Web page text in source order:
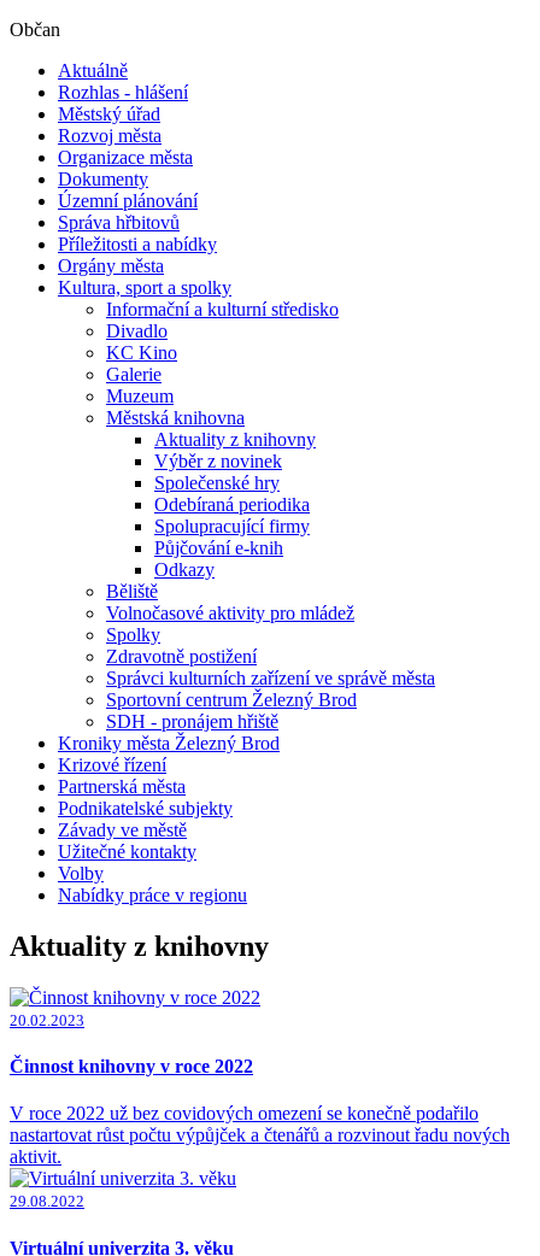
Občan
Aktuálně
Rozhlas - hlášení
Městský úřad
Rozvoj města
Organizace města
Dokumenty
Územní plánování
Správa hřbitovů
Příležitosti a nabídky
Orgány města
Kultura, sport a spolky
Informační a kulturní středisko
Divadlo
KC Kino
Galerie
Muzeum
Městská knihovna
Aktuality z knihovny
Výběr z novinek
Společenské hry
Odebíraná periodika
Spolupracující firmy
Půjčování e-knih
Odkazy
Běliště
Volnočasové aktivity pro mládež
Spolky
Zdravotně postižení
Správci kulturních zařízení ve správě města
Sportovní centrum Železný Brod
SDH - pronájem hřiště
Kroniky města Železný Brod
Krizové řízení
Partnerská města
Podnikatelské subjekty
Závady ve městě
Užitečné kontakty
Volby
Nabídky práce v regionu
Aktuality z knihovny
20.02.2023
Činnost knihovny v roce 2022
V roce 2022 už bez covidových omezení se konečně podařilo
nastartovat růst počtu výpůjček a čtenářů a rozvinout řadu nových
aktivit.
29.08.2022
Virtuální univerzita 3. věku